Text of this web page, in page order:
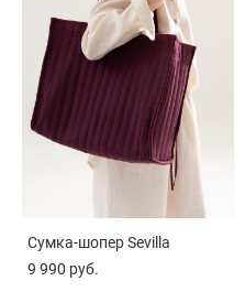
Сумка-шопер Sevilla
9 990 pуб.